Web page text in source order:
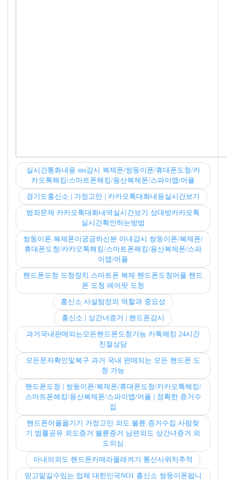
실시간통화내용 sns감시 복제폰/쌍둥이폰/휴대폰도청/카
카오톡해킹/스마트폰해킹/용산복제폰/스파이앱/어플
경기도흥신소 | 가정고민 | 카카오톡대화내용실시간보기
범죄문제 카카오톡대화내역실시간보기 상대방카카오톡
실시간확인하는방법
쌍둥이폰.복제폰이궁금하신분 아내감시 쌍둥이폰/복제폰/
휴대폰도청/카카오톡해킹/스마트폰해킹/용산복제폰/스파
이앱/어플
핸드폰도청 도청장치 스마트폰 복제 핸드폰도청어플 핸드
폰 도청 에어팟 도청
흥신소 사설탐정의 역할과 중요성
흥신소 | 상간녀증거 | 핸드폰감시
과거국내판매되는모든핸드폰도청가능 카톡해킹 24시간
친절상담
모든문자확인및복구 과거 국내 판매되는 모든 핸드폰 도
청 가능
핸드폰도청 | 쌍둥이폰/복제폰/휴대폰도청/카카오톡해킹/
스마트폰해킹/용산복제폰/스파이앱/어플 | 정확한 증거수
집
핸드폰어플옮기기 가정고민.외도.불륜.증거수집.사람찾
기.법률공유 외도증거 불륜증거 남편외도 상간녀증거 외
도의심
아내의외도 핸드폰카메라몰래켜기 통신사위치추적
믿고맡길수있는 업체 대한민국NO1 흥신소 쌍둥이폰팝니